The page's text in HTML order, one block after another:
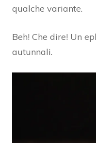
qualche variante.
Beh! Che dire! Un
autunnali.